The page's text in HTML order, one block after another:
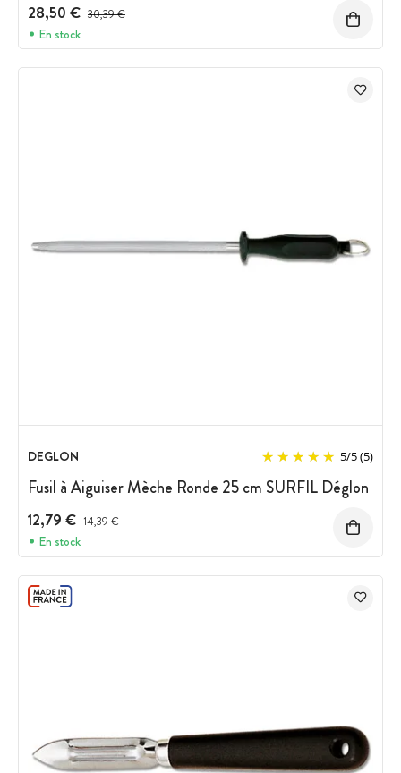
28,50 € Prix avant réduction :
30,39 €
En stock
DEGLON 5/5(5)
Fusil à Aiguiser Mèche Ronde 25 cm SURFIL Déglon
12,79 € Prix avant réduction :
14,39 €
En stock